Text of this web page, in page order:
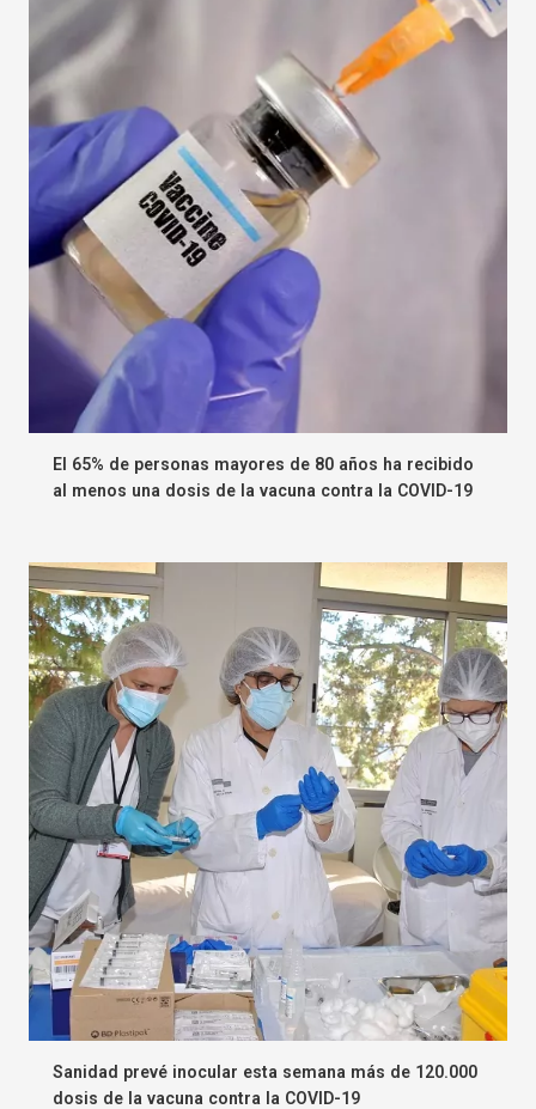
El 65% de personas mayores de 80 años ha recibido
al menos una dosis de la vacuna contra la COVID-19
Sanidad prevé inocular esta semana más de 120.000
dosis de la vacuna contra la COVID-19